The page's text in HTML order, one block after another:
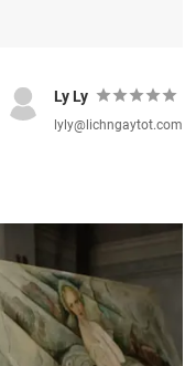
Ly Ly
lyly@lichngaytot.com